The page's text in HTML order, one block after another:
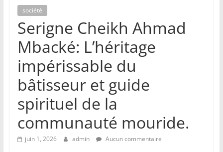
société
Serigne Cheikh Ahmad
Mbacké: L’héritage
impérissable du
bâtisseur et guide
spirituel de la
communauté mouride.
juin 1, 2026 admin Aucun commentaire